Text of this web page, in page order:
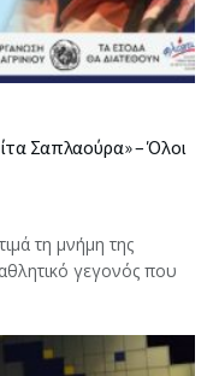
Σαπλαούρα» – Όλοι
τη μνήμη της
γεγονός που